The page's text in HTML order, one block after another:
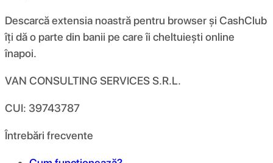
Descarcă extensia noastră pentru browser și CashClub
îți dă o parte din banii pe care îi cheltuiești online
înapoi.
VAN CONSULTING SERVICES S.R.L.
CUI: 39743787
Întrebări frecvente